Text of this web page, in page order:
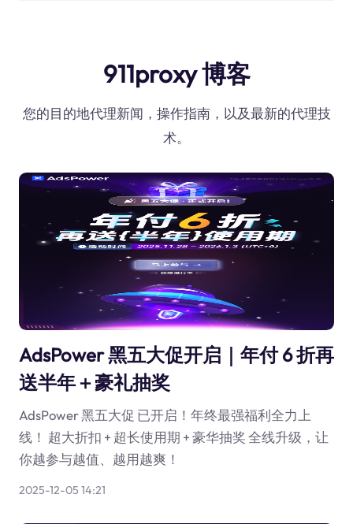
911proxy 博客
您的目的地代理新闻，操作指南，以及最新的代理技
术。
AdsPower 黑五大促开启｜年付 6 折再
送半年＋豪礼抽奖
AdsPower 黑五大促 已开启！年终最强福利全力上
线！ 超大折扣 + 超长使用期 + 豪华抽奖 全线升级，让
你越参与越值、越用越爽！
2025-12-05 14:21